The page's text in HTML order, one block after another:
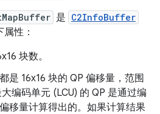
是 C2InfoBuffer
性：
块数。
是 16x16 块的 QP 偏移量，范围
编码单元 (LCU) 的 QP 是通过编
移量计算得出的。如果计算结果